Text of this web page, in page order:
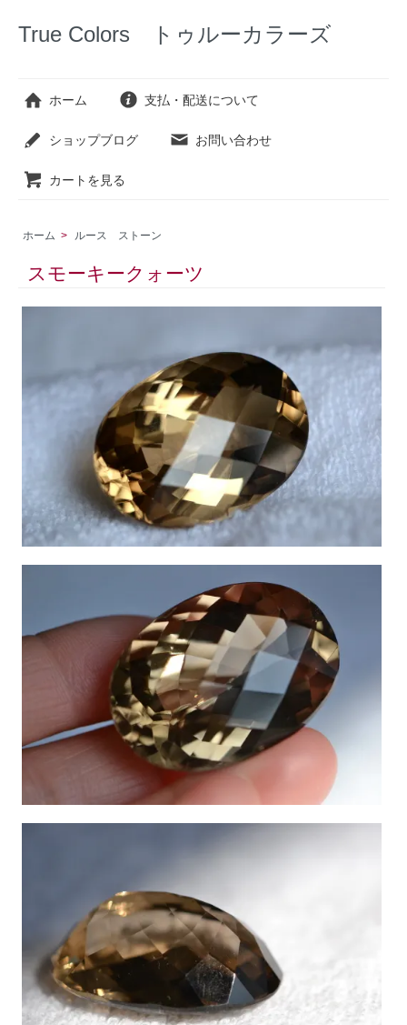
True Colors トゥルーカラーズ
ホーム 支払・配送について
ショップブログ お問い合わせ
カートを見る
ホーム > ルース ストーン
スモーキークォーツ